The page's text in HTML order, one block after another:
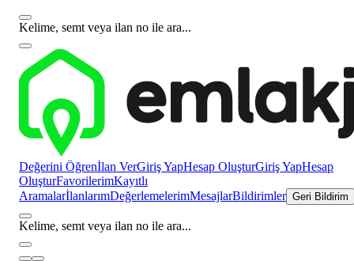
Kelime, semt veya ilan no ile ara...
Değerini Öğrenİlan VerGiriş YapHesap OluşturGiriş YapHesap
OluşturFavorilerimKayıtlı
AramalarİlanlarımDeğerlemelerimMesajlarBildirimler Geri Bildirim
Kelime, semt veya ilan no ile ara...